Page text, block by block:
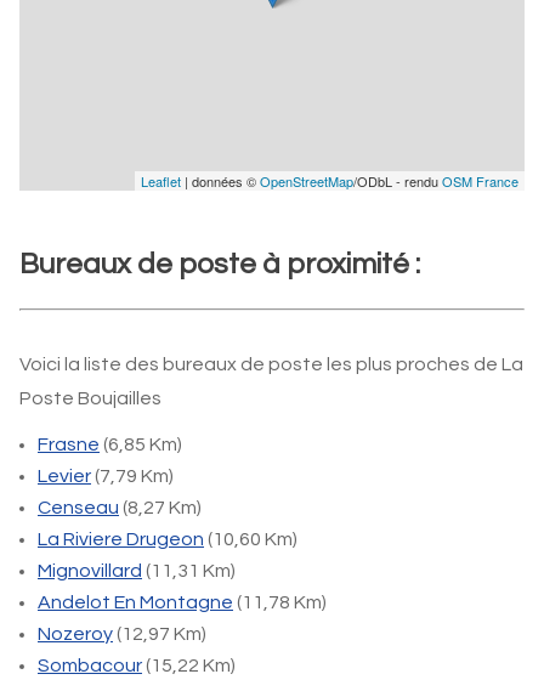
Leaflet | données ©OpenStreetMap/ODbL - renduOSM France
Bureaux de poste à proximité :
Voici la liste des bureaux de poste les plus proches de La
Poste Boujailles
Frasne (6,85 Km)
Levier(7,79 Km)
Censeau (8,27 Km)
La Riviere Drugeon (10,60 Km)
Mignovillard (11,31 Km)
Andelot En Montagne (11,78 Km)
Nozeroy(12,97 Km)
Sombacour(15,22 Km)